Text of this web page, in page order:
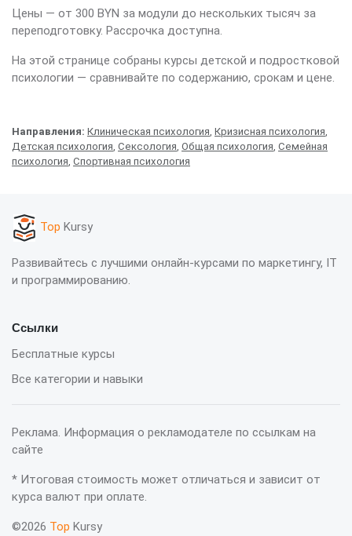
Цены — от 300 BYN за модули до нескольких тысяч за
переподготовку. Рассрочка доступна.
На этой странице собраны курсы детской и подростковой
психологии — сравнивайте по содержанию, срокам и цене.
Направления: Клиническая психология, Кризисная психология,
Детская психология, Сексология, Общая психология, Семейная
психология, Спортивная психология
Top Kursy
Развивайтесь с лучшими онлайн-курсами по маркетингу, IT
и программированию.
Ссылки
Бесплатные курсы
Все категории и навыки
Реклама. Информация о рекламодателе по ссылкам на
сайте
* Итоговая стоимость может отличаться и зависит от
курса валют при оплате.
©2026 Top Kursy